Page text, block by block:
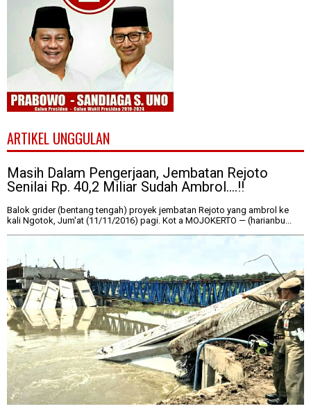
ARTIKEL UNGGULAN
Masih Dalam Pengerjaan, Jembatan Rejoto
Senilai Rp. 40,2 Miliar Sudah Ambrol....!!
Balok grider (bentang tengah) proyek jembatan Rejoto yang ambrol ke
kali Ngotok, Jum'at (11/11/2016) pagi. Kot a MOJOKERTO — (harianbu...